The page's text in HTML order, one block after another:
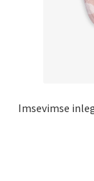
Imsevimse